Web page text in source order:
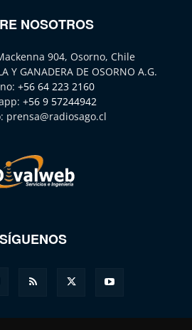
NOSOTROS
904, Osorno, Chile
Y GANADERA DE OSORNO A.G.
+56 64 223 2160
+56 9 57244942
prensa@radiosago.cl
SÍGUENOS